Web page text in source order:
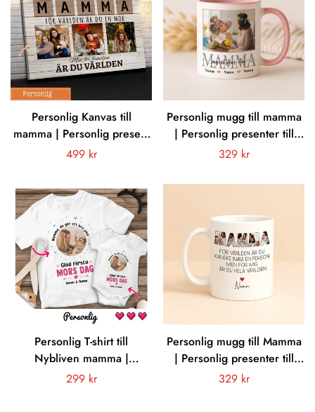
Personlig Kanvas till
mamma | Personlig present
till mor | Mamma För
för familjen är du världen
Vanligt
499 kr
Personlig mugg till mamma
| Personlig presenter till
Mamma | Mamma Farmor
Vanligt
329 kr
Personlig T-shirt till
Nybliven mamma |
Personlig present till
Vanligt
299 kr
Personlig mugg till Mamma
| Personlig presenter till
Mor | För världen är du
Vanligt
329 kr